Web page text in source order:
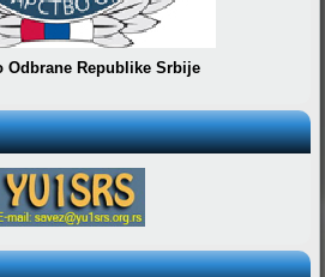
Odbrane Republike Srbije